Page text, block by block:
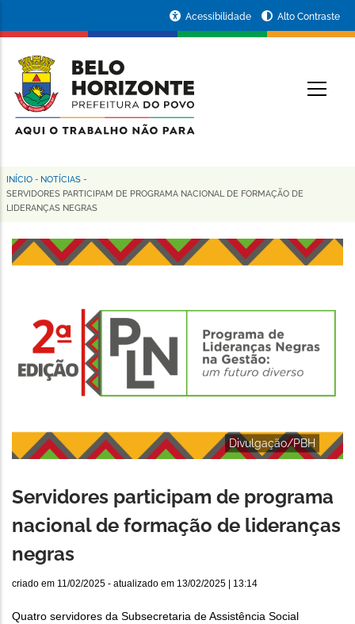
conteúdo
principal
da
Prefeitura
de
Horizonte
Acessibilidade Alto Contraste
Trilha
de
navegação
INÍCIO - NOTÍCIAS -
SERVIDORES PARTICIPAM DE PROGRAMA NACIONAL DE FORMAÇÃO DE
LIDERANÇAS NEGRAS
Divulgação/PBH
Servidores participam de programa
nacional de formação de lideranças
negras
criado em 11/02/2025 - atualizado em 13/02/2025 | 13:14
Quatro servidores da Subsecretaria de Assistência Social